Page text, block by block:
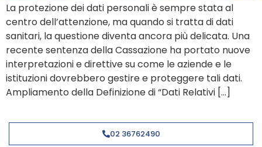
La protezione dei dati personali è sempre stata al
centro dell’attenzione, ma quando si tratta di dati
sanitari, la questione diventa ancora più delicata. Una
recente sentenza della Cassazione ha portato nuove
interpretazioni e direttive su come le aziende e le
istituzioni dovrebbero gestire e proteggere tali dati.
Ampliamento della Definizione di “Dati Relativi […]
02 36762490